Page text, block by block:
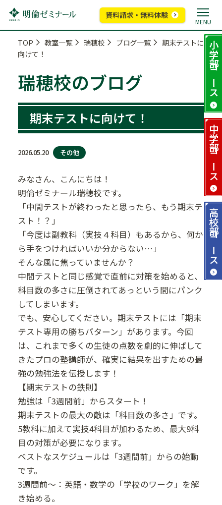
資料請求・無料体験
MENU
小学部
コース
中学部
コース
高校部
コース
TOP 教室一覧 瑞穂校 ブログ一覧
期末テストに
向けて！
瑞穂校のブログ
期末テストに向けて！
2026.05.20 その他
みなさん、こんにちは！
明倫ゼミナール瑞穂校です。
「中間テストが終わったと思ったら、もう期末テ
スト！？」
「今度は副教科（実技４科目）もあるから、何か
ら手をつければいいか分からない…」
そんな風に焦っていませんか？
中間テストと同じ感覚で直前に対策を始めると、
科目数の多さに圧倒されてあっという間にパンク
してしまいます。
でも、安心してください。期末テストには「期末
テスト専用の勝ちパターン」があります。今回
は、これまで多くの生徒の点数を劇的に伸ばして
きたプロの塾講師が、確実に結果を出すための最
強の勉強法を伝授します！
【期末テストの鉄則】
勉強は「3週間前」からスタート！
期末テストの最大の敵は「科目数の多さ」です。
5教科に加えて実技4科目が加わるため、最大9科
目の対策が必要になります。
ベストなスケジュールは「3週間前」からの始動
です。
3週間前～：英語・数学の「学校のワーク」を解
き始める。